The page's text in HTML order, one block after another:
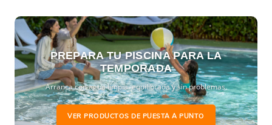
PREPARA TU PISCINA PARA LA
TEMPORADA
Arranca con agua limpia, equilibrada y sin problemas.
VER PRODUCTOS DE PUESTA A PUNTO